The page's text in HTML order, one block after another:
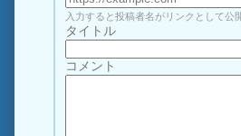
入力すると投稿者名がリンクとして公
タイトル
コメント